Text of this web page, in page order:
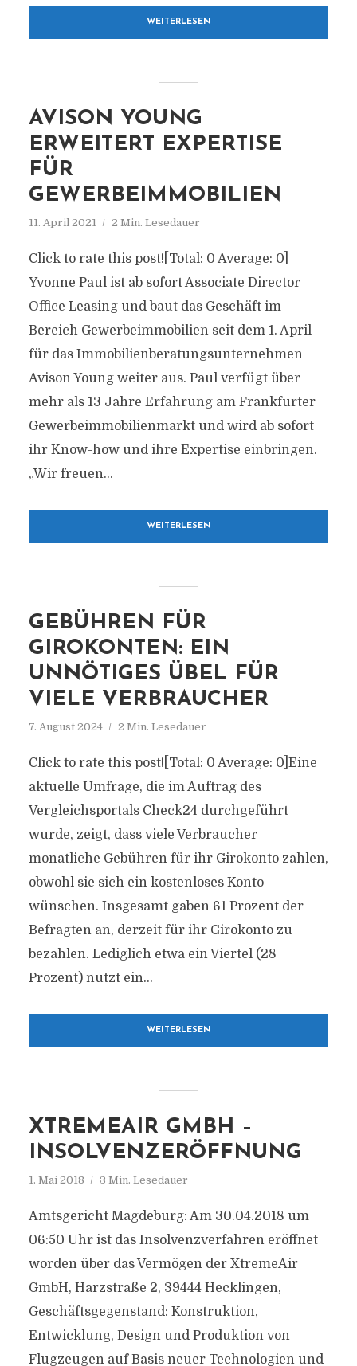
WEITERLESEN
AVISON YOUNG
ERWEITERT EXPERTISE
FÜR
GEWERBEIMMOBILIEN
11. April 2021 2 Min. Lesedauer
Click to rate this post![Total: 0 Average: 0]
Yvonne Paul ist ab sofort Associate Director
Office Leasing und baut das Geschäft im
Bereich Gewerbeimmobilien seit dem 1. April
für das Immobilienberatungsunternehmen
Avison Young weiter aus. Paul verfügt über
mehr als 13 Jahre Erfahrung am Frankfurter
Gewerbeimmobilienmarkt und wird ab sofort
ihr Know-how und ihre Expertise einbringen.
„Wir freuen...
WEITERLESEN
GEBÜHREN FÜR
GIROKONTEN: EIN
UNNÖTIGES ÜBEL FÜR
VIELE VERBRAUCHER
7. August 2024 2 Min. Lesedauer
Click to rate this post![Total: 0 Average: 0]Eine
aktuelle Umfrage, die im Auftrag des
Vergleichsportals Check24 durchgeführt
wurde, zeigt, dass viele Verbraucher
monatliche Gebühren für ihr Girokonto zahlen,
obwohl sie sich ein kostenloses Konto
wünschen. Insgesamt gaben 61 Prozent der
Befragten an, derzeit für ihr Girokonto zu
bezahlen. Lediglich etwa ein Viertel (28
Prozent) nutzt ein...
WEITERLESEN
XTREMEAIR GMBH –
INSOLVENZERÖFFNUNG
1. Mai 2018 3 Min. Lesedauer
Amtsgericht Magdeburg: Am 30.04.2018 um
06:50 Uhr ist das Insolvenzverfahren eröffnet
worden über das Vermögen der XtremeAir
GmbH, Harzstraße 2, 39444 Hecklingen,
Geschäftsgegenstand: Konstruktion,
Entwicklung, Design und Produktion von
Flugzeugen auf Basis neuer Technologien und